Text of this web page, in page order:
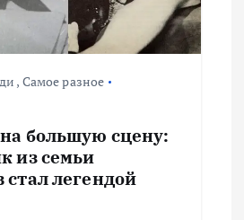
, Самое разное
большую сцену:
из семьи
стал легендой